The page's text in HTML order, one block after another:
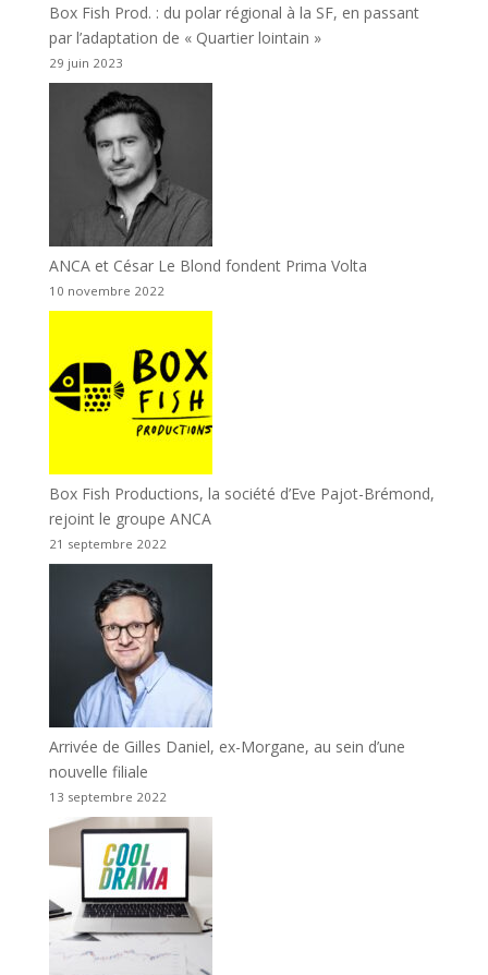
Box Fish Prod. : du polar régional à la SF, en passant
par l’adaptation de « Quartier lointain »
29 juin 2023
ANCA et César Le Blond fondent Prima Volta
10 novembre 2022
Box Fish Productions, la société d’Eve Pajot-Brémond,
rejoint le groupe ANCA
21 septembre 2022
Arrivée de Gilles Daniel, ex-Morgane, au sein d’une
nouvelle filiale
13 septembre 2022